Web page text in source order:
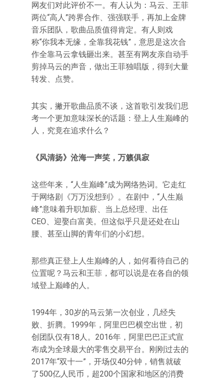
网友们对此评价不一。有人认为：马云、王菲
两位“高人”跨界合作、强强联手，再加上金牌
音乐团队，歌曲品质值得肯定。有人则戏
称“你我本无缘，全靠我花钱”，意思是这次合
作全靠马云拿钱砸出来。甚至有网友亲自动手
剪掉马云的声音，做出王菲独唱版，得到大量
转发、点赞。
其实，撇开歌曲品质不谈，这首歌引发我们思
考一个更加意味深长的话题：登上人生巅峰的
人，究竟在追求什么？
《风清扬》沧海一声笑，万籁俱寂
这些年来，“人生巅峰”成为网络热词。它走红
于网络剧《万万没想到》。在剧中，“人生巅
峰”意味着升职加薪、当上总经理、出任
CEO、迎娶白富美。但这似乎只是还处在山
腰、甚至山脚的青年们的小幻想。
那些真正登上人生巅峰的人，如何看待自己的
位置呢？马云和王菲，都可以说是在各自的领
域登上巅峰的人。
1994年，30岁的马云第一次创业，几经失
败、折腾。1999年，阿里巴巴横空出世，初
创团队仅有18人。2016年，阿里巴巴正式宣
布成为全球最大的零售交易平台。刚刚过去的
2017年“双十一”，开场仅40分钟，销售就破
了500亿人民币，超200个国家和地区的消费